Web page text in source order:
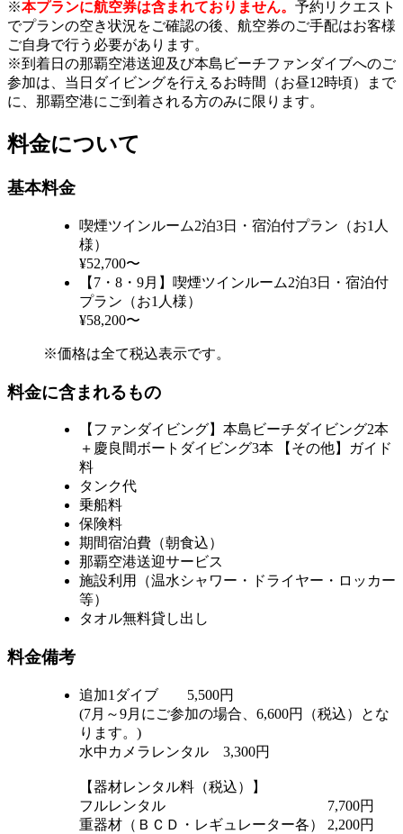
※本プランに航空券は含まれておりません。 予約リクエスト
でプランの空き状況をご確認の後、航空券のご手配はお客様
ご自身で行う必要があります。
※到着日の那覇空港送迎及び本島ビーチファンダイブへのご
参加は、当日ダイビングを行えるお時間（お昼12時頃）まで
に、那覇空港にご到着される方のみに限ります。
料金について
基本料金
喫煙ツインルーム2泊3日・宿泊付プラン（お1人
様）
¥52,700〜
【7・8・9月】喫煙ツインルーム2泊3日・宿泊付
プラン（お1人様）
¥58,200〜
※価格は全て税込表示です。
料金に含まれるもの
【ファンダイビング】本島ビーチダイビング2本
＋慶良間ボートダイビング3本 【その他】ガイド
料
タンク代
乗船料
保険料
期間宿泊費（朝食込）
那覇空港送迎サービス
施設利用（温水シャワー・ドライヤー・ロッカー
等）
タオル無料貸し出し
料金備考
追加1ダイブ 5,500円
(7月～9月にご参加の場合、6,600円（税込）とな
ります。)
水中カメラレンタル 3,300円
【器材レンタル料（税込）】
フルレンタル 7,700円
重器材（ＢＣＤ・レギュレーター各） 2,200円